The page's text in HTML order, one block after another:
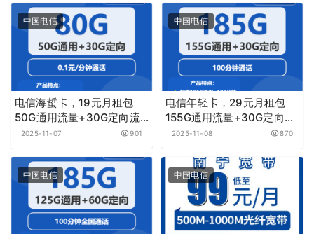
中国电信
电信海蜇卡，19元月租包
50G通用流量+30G定向流
量+通话0.1元月租/分钟
2025-11-07 901
中国电信
电信年轻卡，29元月租包
155G通用流量+30G定向流
量+100分钟通话
2025-11-08 870
中国电信 中国电信